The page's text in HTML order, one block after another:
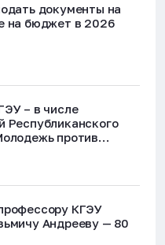
документы на
на бюджет в 2026
– в числе
Республиканского
против
КГЭУ
Андрееву — 80